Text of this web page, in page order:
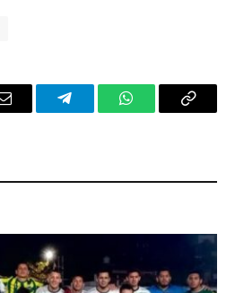
Email TelegramWhatsAppCopy